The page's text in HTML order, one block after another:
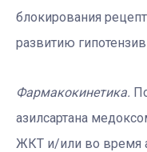
блокирования
развитию
Фармакокинетика.
азилсартана
ЖКТ и/или во время